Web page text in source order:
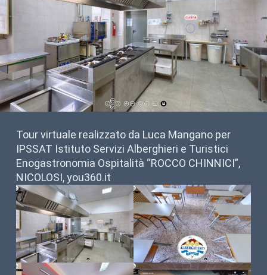
Tour virtuale realizzato da Luca Mangano per
IPSSAT Istituto Servizi Alberghieri e Turistici
Enogastronomia Ospitalità “ROCCO CHINNICI”,
NICOLOSI, you360.it